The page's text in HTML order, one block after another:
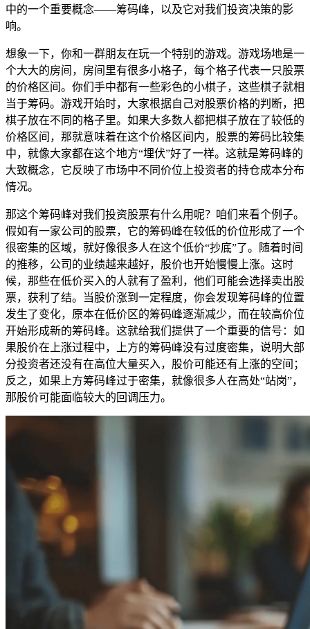
中的一个重要概念——筹码峰，以及它对我们投资决策的影
响。
想象一下，你和一群朋友在玩一个特别的游戏。游戏场地是一
个大大的房间，房间里有很多小格子，每个格子代表一只股票
的价格区间。你们手中都有一些彩色的小棋子，这些棋子就相
当于筹码。游戏开始时，大家根据自己对股票价格的判断，把
棋子放在不同的格子里。如果大多数人都把棋子放在了较低的
价格区间，那就意味着在这个价格区间内，股票的筹码比较集
中，就像大家都在这个地方“埋伏”好了一样。这就是筹码峰的
大致概念，它反映了市场中不同价位上投资者的持仓成本分布
情况。
那这个筹码峰对我们投资股票有什么用呢？咱们来看个例子。
假如有一家公司的股票，它的筹码峰在较低的价位形成了一个
很密集的区域，就好像很多人在这个低价“抄底”了。随着时间
的推移，公司的业绩越来越好，股价也开始慢慢上涨。这时
候，那些在低价买入的人就有了盈利，他们可能会选择卖出股
票，获利了结。当股价涨到一定程度，你会发现筹码峰的位置
发生了变化，原本在低价区的筹码峰逐渐减少，而在较高价位
开始形成新的筹码峰。这就给我们提供了一个重要的信号：如
果股价在上涨过程中，上方的筹码峰没有过度密集，说明大部
分投资者还没有在高位大量买入，股价可能还有上涨的空间；
反之，如果上方筹码峰过于密集，就像很多人在高处“站岗”，
那股价可能面临较大的回调压力。